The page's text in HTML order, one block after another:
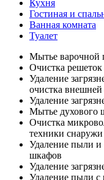
Кухня
Гостиная и
Ванная комната
Туалет
Мытье варочной
Очистка
Удаление
очистка
Удаление
Мытье духового
Очистка
техники снаружи
Удаление пыли и
шкафов
Удаление
Удаление пыли с